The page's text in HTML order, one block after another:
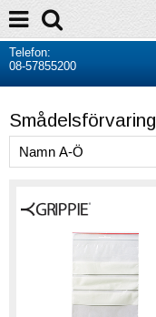
Telefon:
08-57855200
Smådelsförvaring